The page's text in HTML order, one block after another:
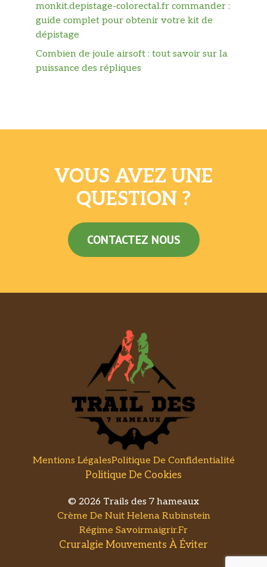
monkit.depistage-colorectal.fr commander :
guide complet pour obtenir votre kit de
dépistage
Combien de joule airsoft : tout savoir sur la
puissance des répliques
VOUS AVEZ UNE
QUESTION ?
CONTACTEZ NOUS
Mentions LégalesPolitique De Confidentialité
Politique De Cookies
© 2026 Trails des 7 hameaux
Crème De Nuit Helena Rubinstein
Régime Savoirmaigrir.fr
Cruralgie Mouvements À Éviter